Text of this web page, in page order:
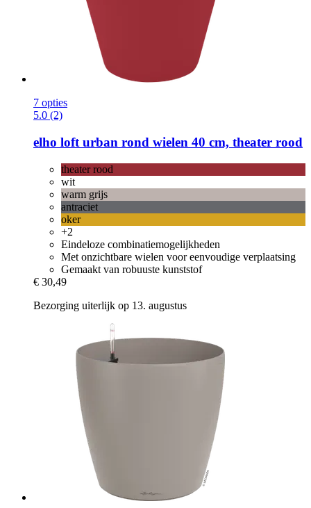
7 opties
5.0 (2)
elho loft urban rond wielen 40 cm, theater rood
theater rood
wit
warm grijs
antraciet
oker
+2
Eindeloze combinatiemogelijkheden
Met onzichtbare wielen voor eenvoudige verplaatsing
Gemaakt van robuuste kunststof
€ 30,49
Bezorging uiterlijk op 13. augustus